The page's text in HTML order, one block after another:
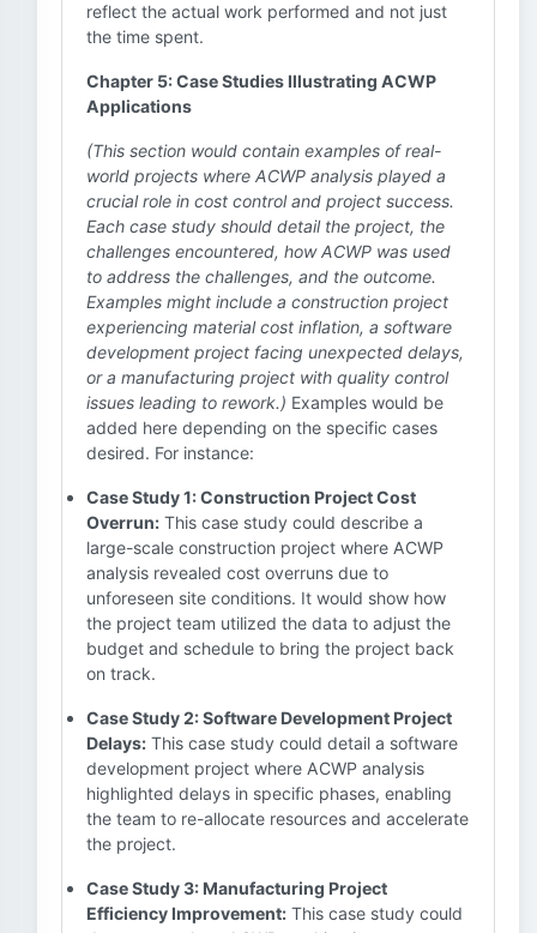
reflect the actual work performed and not just
the time spent.
Chapter 5: Case Studies Illustrating ACWP
Applications
(This section would contain examples of real-
world projects where ACWP analysis played a
crucial role in cost control and project success.
Each case study should detail the project, the
challenges encountered, how ACWP was used
to address the challenges, and the outcome.
Examples might include a construction project
experiencing material cost inflation, a software
development project facing unexpected delays,
or a manufacturing project with quality control
issues leading to rework.) Examples would be
added here depending on the specific cases
desired. For instance:
Case Study 1: Construction Project Cost
Overrun: This case study could describe a
large-scale construction project where ACWP
analysis revealed cost overruns due to
unforeseen site conditions. It would show how
the project team utilized the data to adjust the
budget and schedule to bring the project back
on track.
Case Study 2: Software Development Project
Delays: This case study could detail a software
development project where ACWP analysis
highlighted delays in specific phases, enabling
the team to re-allocate resources and accelerate
the project.
Case Study 3: Manufacturing Project
Efficiency Improvement: This case study could